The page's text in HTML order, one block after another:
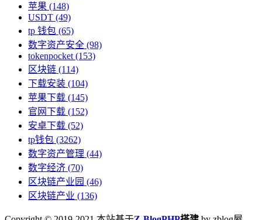
苹果 (148)
USDT (49)
tp 钱包 (65)
数字资产安全 (98)
tokenpocket (153)
区块链 (114)
下载安装 (104)
苹果下载 (145)
官网下载 (152)
安卓下载 (52)
tp钱包 (3262)
数字资产管理 (44)
数字经济 (70)
区块链产业园 (46)
区块链产业 (136)